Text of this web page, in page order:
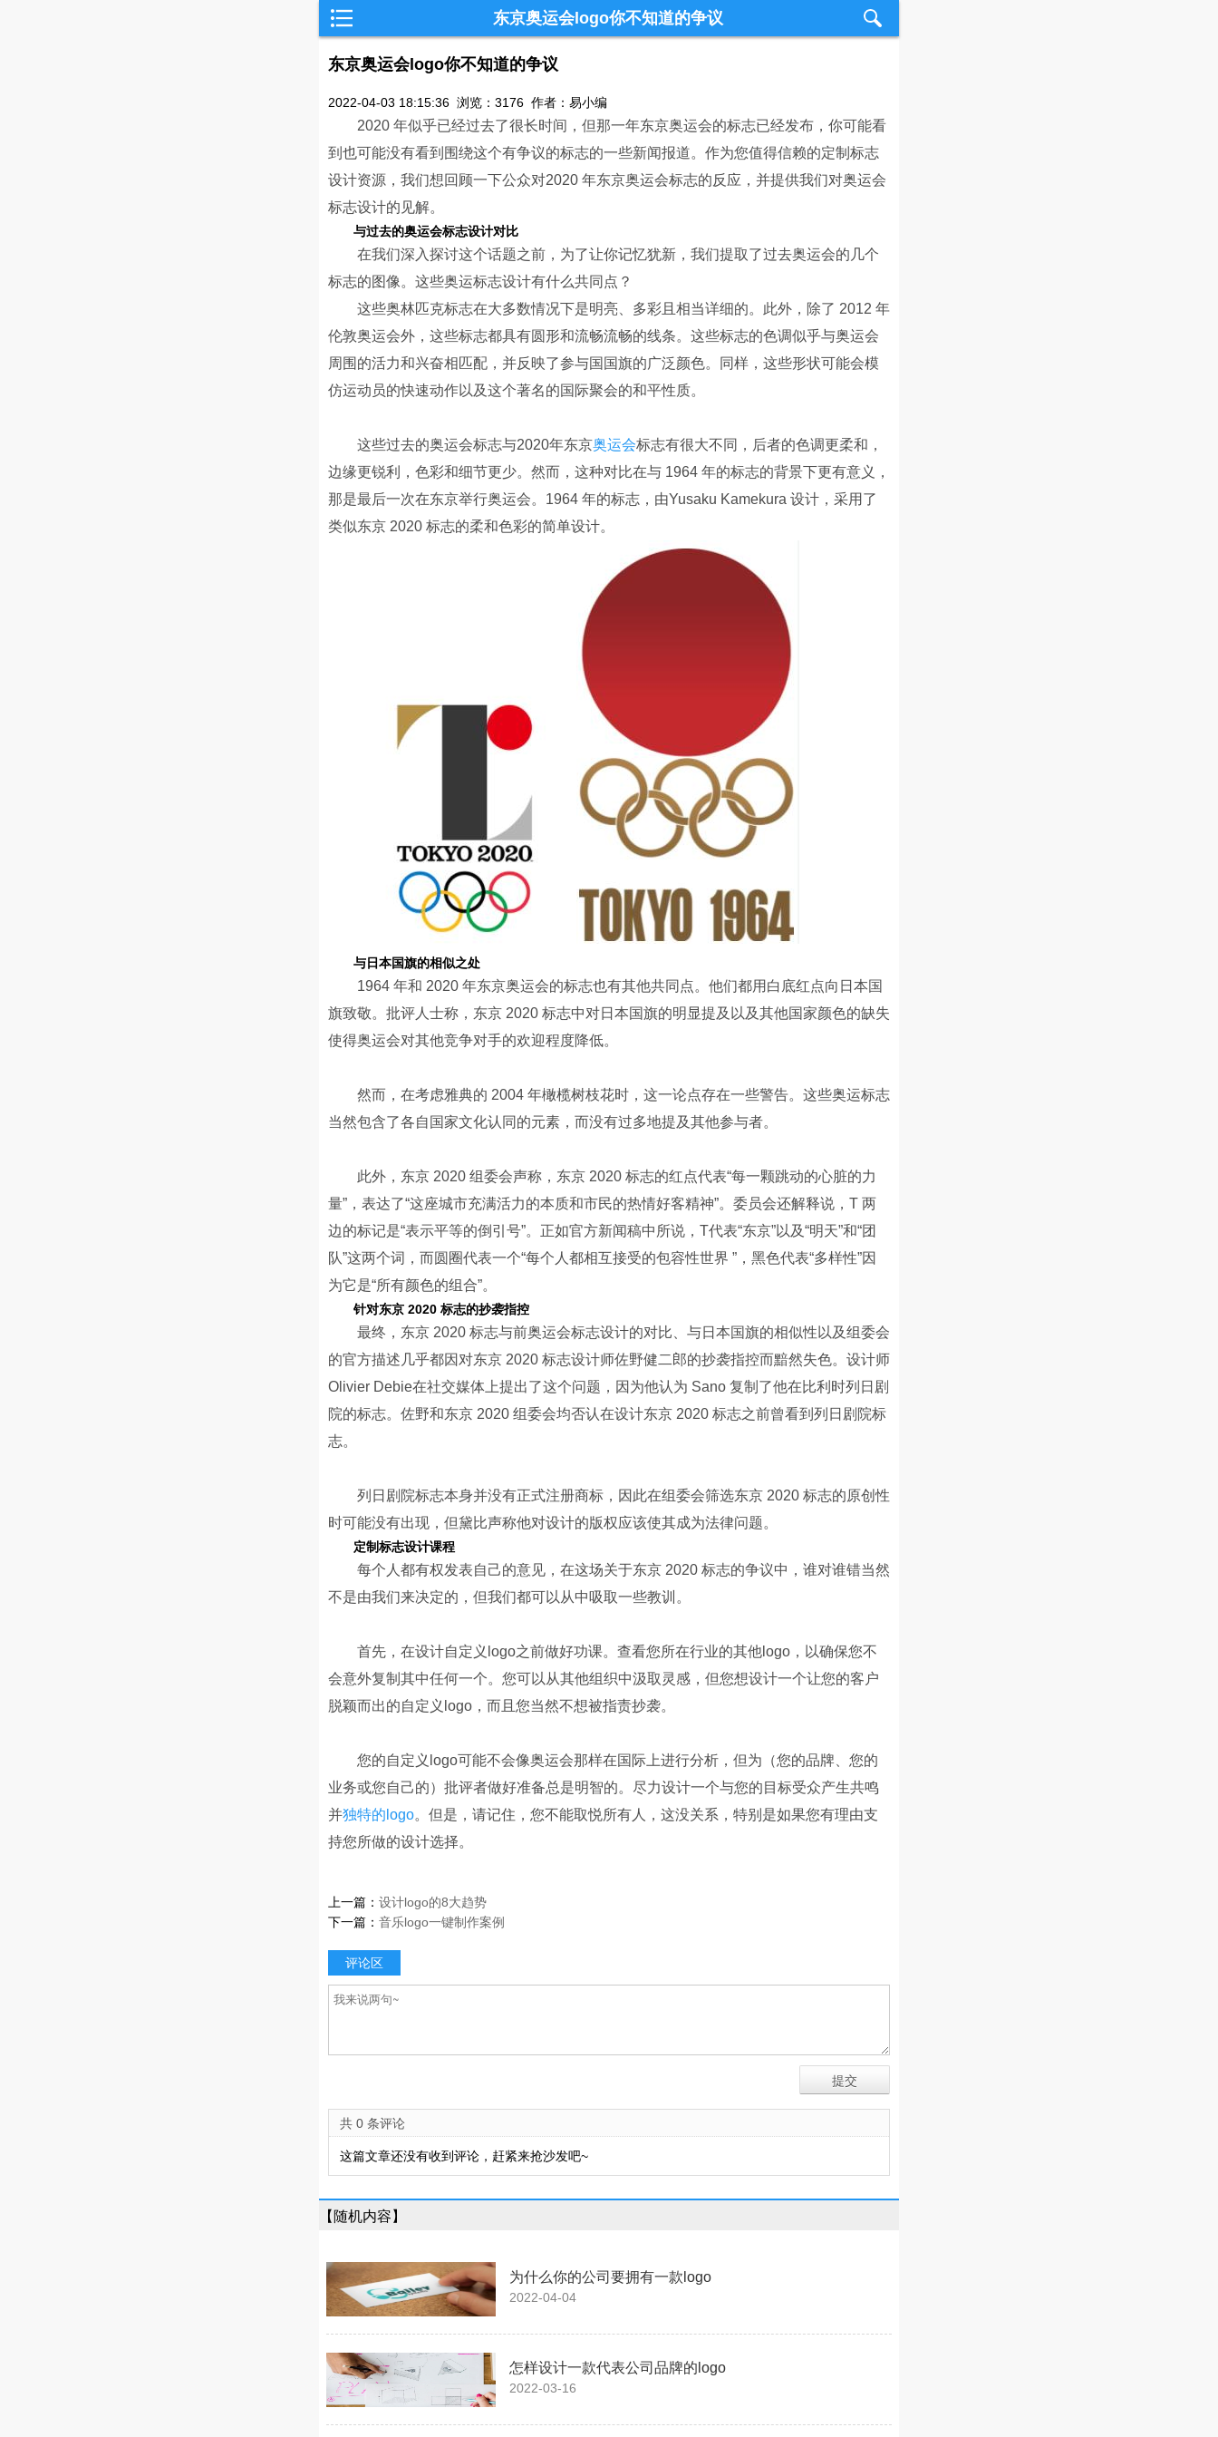
东京奥运会logo你不知道的争议
东京奥运会logo你不知道的争议
2022-04-03 18:15:36 浏览：3176 作者：易小编
2020 年似乎已经过去了很长时间，但那一年东京奥运会的标志已经发布，你可能看
到也可能没有看到围绕这个有争议的标志的一些新闻报道。作为您值得信赖的定制标志
设计资源，我们想回顾一下公众对2020 年东京奥运会标志的反应，并提供我们对奥运会
标志设计的见解。
与过去的奥运会标志设计对比
在我们深入探讨这个话题之前，为了让你记忆犹新，我们提取了过去奥运会的几个
标志的图像。这些奥运标志设计有什么共同点？
这些奥林匹克标志在大多数情况下是明亮、多彩且相当详细的。此外，除了 2012 年
伦敦奥运会外，这些标志都具有圆形和流畅流畅的线条。这些标志的色调似乎与奥运会
周围的活力和兴奋相匹配，并反映了参与国国旗的广泛颜色。同样，这些形状可能会模
仿运动员的快速动作以及这个著名的国际聚会的和平性质。
这些过去的奥运会标志与2020年东京奥运会标志有很大不同，后者的色调更柔和，
边缘更锐利，色彩和细节更少。然而，这种对比在与 1964 年的标志的背景下更有意义，
那是最后一次在东京举行奥运会。1964 年的标志，由Yusaku Kamekura 设计，采用了
类似东京 2020 标志的柔和色彩的简单设计。
与日本国旗的相似之处
1964 年和 2020 年东京奥运会的标志也有其他共同点。他们都用白底红点向日本国
旗致敬。批评人士称，东京 2020 标志中对日本国旗的明显提及以及其他国家颜色的缺失
使得奥运会对其他竞争对手的欢迎程度降低。
然而，在考虑雅典的 2004 年橄榄树枝花时，这一论点存在一些警告。这些奥运标志
当然包含了各自国家文化认同的元素，而没有过多地提及其他参与者。
此外，东京 2020 组委会声称，东京 2020 标志的红点代表“每一颗跳动的心脏的力
量”，表达了“这座城市充满活力的本质和市民的热情好客精神”。委员会还解释说，T 两
边的标记是“表示平等的倒引号”。正如官方新闻稿中所说，T代表“东京”以及“明天”和“团
队”这两个词，而圆圈代表一个“每个人都相互接受的包容性世界 ”，黑色代表“多样性”因
为它是“所有颜色的组合”。
针对东京 2020 标志的抄袭指控
最终，东京 2020 标志与前奥运会标志设计的对比、与日本国旗的相似性以及组委会
的官方描述几乎都因对东京 2020 标志设计师佐野健二郎的抄袭指控而黯然失色。设计师
Olivier Debie在社交媒体上提出了这个问题，因为他认为 Sano 复制了他在比利时列日剧
院的标志。佐野和东京 2020 组委会均否认在设计东京 2020 标志之前曾看到列日剧院标
志。
列日剧院标志本身并没有正式注册商标，因此在组委会筛选东京 2020 标志的原创性
时可能没有出现，但黛比声称他对设计的版权应该使其成为法律问题。
定制标志设计课程
每个人都有权发表自己的意见，在这场关于东京 2020 标志的争议中，谁对谁错当然
不是由我们来决定的，但我们都可以从中吸取一些教训。
首先，在设计自定义logo之前做好功课。查看您所在行业的其他logo，以确保您不
会意外复制其中任何一个。您可以从其他组织中汲取灵感，但您想设计一个让您的客户
脱颖而出的自定义logo，而且您当然不想被指责抄袭。
您的自定义logo可能不会像奥运会那样在国际上进行分析，但为（您的品牌、您的
业务或您自己的）批评者做好准备总是明智的。尽力设计一个与您的目标受众产生共鸣
并独特的logo。但是，请记住，您不能取悦所有人，这没关系，特别是如果您有理由支
持您所做的设计选择。
上一篇： 设计logo的8大趋势
下一篇： 音乐logo一键制作案例
评论区
共 0 条评论
这篇文章还没有收到评论，赶紧来抢沙发吧~
【随机内容】
为什么你的公司要拥有一款logo
2022-04-04
怎样设计一款代表公司品牌的logo
2022-03-16